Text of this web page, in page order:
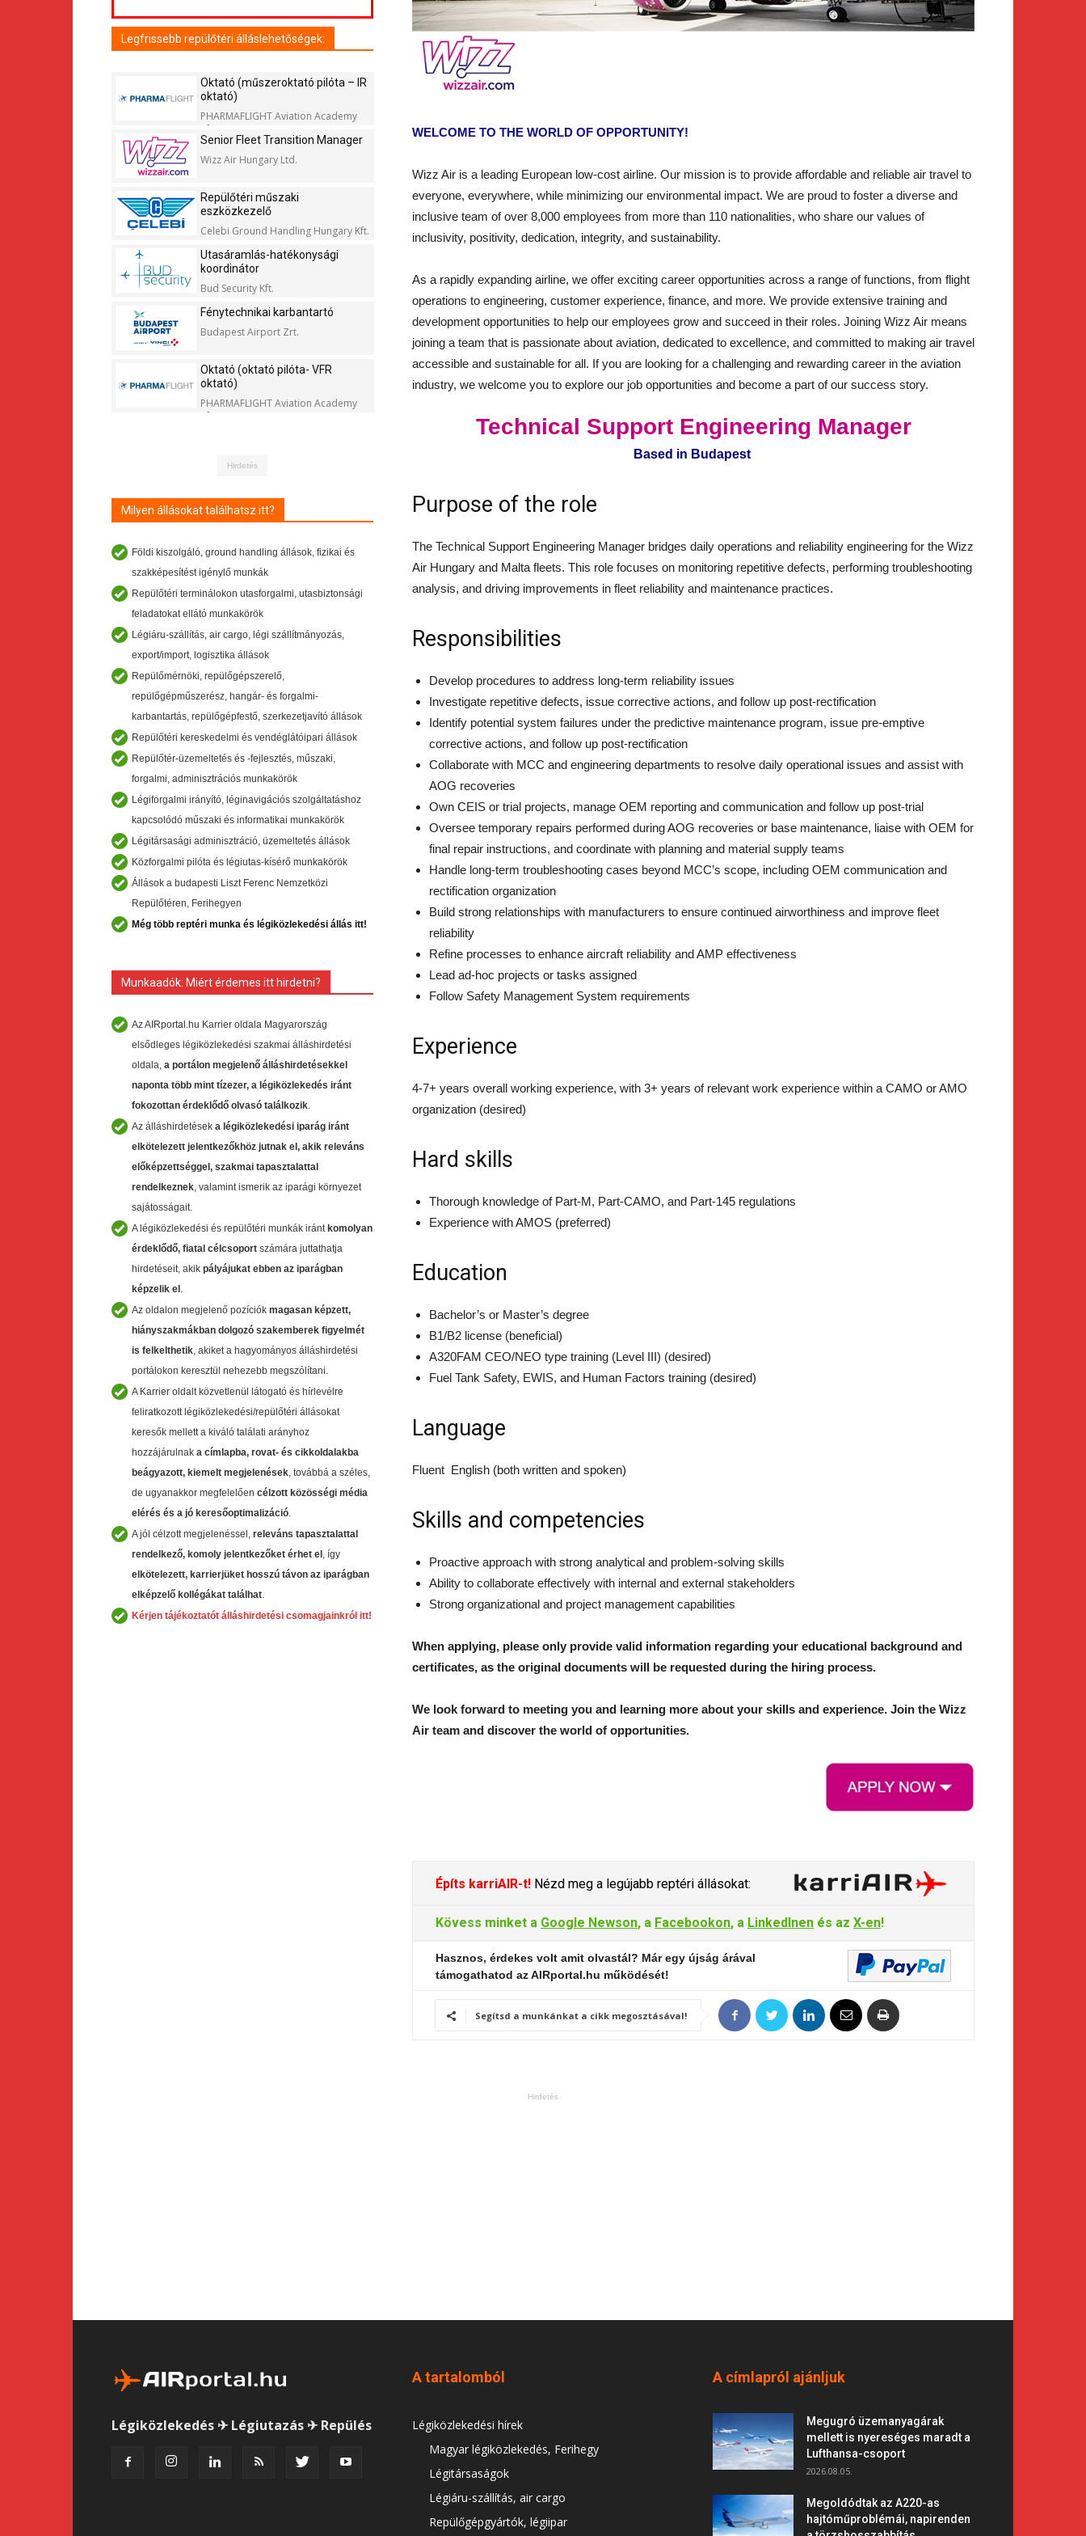
WELCOME TO THE WORLD OF OPPORTUNITY!
Wizz Air is a leading European low-cost airline. Our mission is to provide affordable and reliable air travel to
everyone, everywhere, while minimizing our environmental impact. We are proud to foster a diverse and
inclusive team of over 8,000 employees from more than 110 nationalities, who share our values of
inclusivity, positivity, dedication, integrity, and sustainability.
As a rapidly expanding airline, we offer exciting career opportunities across a range of functions, from flight
operations to engineering, customer experience, finance, and more. We provide extensive training and
development opportunities to help our employees grow and succeed in their roles. Joining Wizz Air means
joining a team that is passionate about aviation, dedicated to excellence, and committed to making air travel
accessible and sustainable for all. If you are looking for a challenging and rewarding career in the aviation
industry, we welcome you to explore our job opportunities and become a part of our success story.
Technical Support Engineering Manager
Based in Budapest
Purpose of the role
The Technical Support Engineering Manager bridges daily operations and reliability engineering for the Wizz
Air Hungary and Malta fleets. This role focuses on monitoring repetitive defects, performing troubleshooting
analysis, and driving improvements in fleet reliability and maintenance practices.
Responsibilities
Develop procedures to address long-term reliability issues
Investigate repetitive defects, issue corrective actions, and follow up post-rectification
Identify potential system failures under the predictive maintenance program, issue pre-emptive
corrective actions, and follow up post-rectification
Collaborate with MCC and engineering departments to resolve daily operational issues and assist with
AOG recoveries
Own CEIS or trial projects, manage OEM reporting and communication and follow up post-trial
Oversee temporary repairs performed during AOG recoveries or base maintenance, liaise with OEM for
final repair instructions, and coordinate with planning and material supply teams
Handle long-term troubleshooting cases beyond MCC’s scope, including OEM communication and
rectification organization
Build strong relationships with manufacturers to ensure continued airworthiness and improve fleet
reliability
Refine processes to enhance aircraft reliability and AMP effectiveness
Lead ad-hoc projects or tasks assigned
Follow Safety Management System requirements
Experience
4-7+ years overall working experience, with 3+ years of relevant work experience within a CAMO or AMO
organization (desired)
Hard skills
Thorough knowledge of Part-M, Part-CAMO, and Part-145 regulations
Experience with AMOS (preferred)
Education
Bachelor’s or Master’s degree
B1/B2 license (beneficial)
A320FAM CEO/NEO type training (Level III) (desired)
Fuel Tank Safety, EWIS, and Human Factors training (desired)
Language
Fluent English (both written and spoken)
Skills and competencies
Proactive approach with strong analytical and problem-solving skills
Ability to collaborate effectively with internal and external stakeholders
Strong organizational and project management capabilities
When applying, please only provide valid information regarding your educational background and
certificates, as the original documents will be requested during the hiring process.
We look forward to meeting you and learning more about your skills and experience. Join the Wizz
Air team and discover the world of opportunities.
Építs karriAIR-t! Nézd meg a legújabb reptéri állásokat:
Kövess minket a Google Newson, a Facebookon, a LinkedInen és az X-en!
Hasznos, érdekes volt amit olvastál? Már egy újság árával
támogathatod az AIRportal.hu működését!
Segítsd a munkánkat a cikk megosztásával!
Legfrissebb repülőtéri álláslehetőségek:
Oktató (műszeroktató pilóta – IR
oktató)
PHARMAFLIGHT Aviation Academy
Kft.
Senior Fleet Transition Manager
Wizz Air Hungary Ltd.
Repülőtéri műszaki
eszközkezelő
Celebi Ground Handling Hungary Kft.
Utasáramlás-hatékonysági
koordinátor
Bud Security Kft.
Fénytechnikai karbantartó
Budapest Airport Zrt.
Oktató (oktató pilóta- VFR
oktató)
PHARMAFLIGHT Aviation Academy
Kft.
Hirdetés
Milyen állásokat találhatsz itt?
Földi kiszolgáló, ground handling állások, fizikai és
szakképesítést igénylő munkák
Repülőtéri terminálokon utasforgalmi, utasbiztonsági
feladatokat ellátó munkakörök
Légiáru-szállítás, air cargo, légi szállítmányozás,
export/import, logisztika állások
Repülőmérnöki, repülőgépszerelő,
repülőgépműszerész, hangár- és forgalmi-
karbantartás, repülőgépfestő, szerkezetjavító állások
Repülőtéri kereskedelmi és vendéglátóipari állások
Repülőtér-üzemeltetés és -fejlesztés, műszaki,
forgalmi, adminisztrációs munkakörök
Légiforgalmi irányító, léginavigációs szolgáltatáshoz
kapcsolódó műszaki és informatikai munkakörök
Légitársasági adminisztráció, üzemeltetés állások
Közforgalmi pilóta és légiutas-kísérő munkakörök
Állások a budapesti Liszt Ferenc Nemzetközi
Repülőtéren, Ferihegyen
Még több reptéri munka és légiközlekedési állás itt!
Munkaadók: Miért érdemes itt hirdetni?
Az AIRportal.hu Karrier oldala Magyarország
elsődleges légiközlekedési szakmai álláshirdetési
oldala, a portálon megjelenő álláshirdetésekkel
naponta több mint tízezer, a légiközlekedés iránt
fokozottan érdeklődő olvasó találkozik.
Az álláshirdetések a légiközlekedési iparág iránt
elkötelezett jelentkezőkhöz jutnak el, akik releváns
előképzettséggel, szakmai tapasztalattal
rendelkeznek, valamint ismerik az iparági környezet
sajátosságait.
A légiközlekedési és repülőtéri munkák iránt komolyan
érdeklődő, fiatal célcsoport számára juttathatja
hirdetéseit, akik pályájukat ebben az iparágban
képzelik el .
Az oldalon megjelenő pozíciók magasan képzett,
hiányszakmákban dolgozó szakemberek figyelmét
is felkelthetik, akiket a hagyományos álláshirdetési
portálokon keresztül nehezebb megszólítani.
A Karrier oldalt közvetlenül látogató és hírlevélre
feliratkozott légiközlekedési/repülőtéri állásokat
keresők mellett a kiváló találati arányhoz
hozzájárulnak a címlapba, rovat- és cikkoldalakba
beágyazott, kiemelt megjelenések, továbbá a széles,
de ugyanakkor megfelelően célzott közösségi média
elérés és a jó keresőoptimalizáció.
A jól célzott megjelenéssel, releváns tapasztalattal
rendelkező, komoly jelentkezőket érhet el , így
elkötelezett, karrierjüket hosszú távon az iparágban
elképzelő kollégákat találhat.
Kérjen tájékoztatót álláshirdetési csomagjainkról itt!
Hirdetés
Légiközlekedés ✈ Légiutazás ✈ Repülés
A tartalomból
Légiközlekedési hírek
Magyar légiközlekedés, Ferihegy
Légitársaságok
Légiáru-szállítás, air cargo
Repülőgépgyártók, légiipar
A címlapról ajánljuk
Megugró üzemanyagárak
mellett is nyereséges maradt a
Lufthansa-csoport
2026.08.05.
Megoldódtak az A220-as
hajtóműproblémái, napirenden